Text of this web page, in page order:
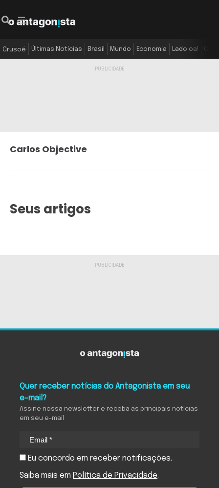
Crusoé Últimas Notícias Brasil Mundo Economia Lado oa!
Carlos Objective
Seus artigos
Quer receber notícias do Antagonista em seu
e-mail?
Assine nossa newsletter e receba as principais notícias
em seu e-mail
Eu concordo em receber notificações.
Saiba mais em Política de Privacidade.